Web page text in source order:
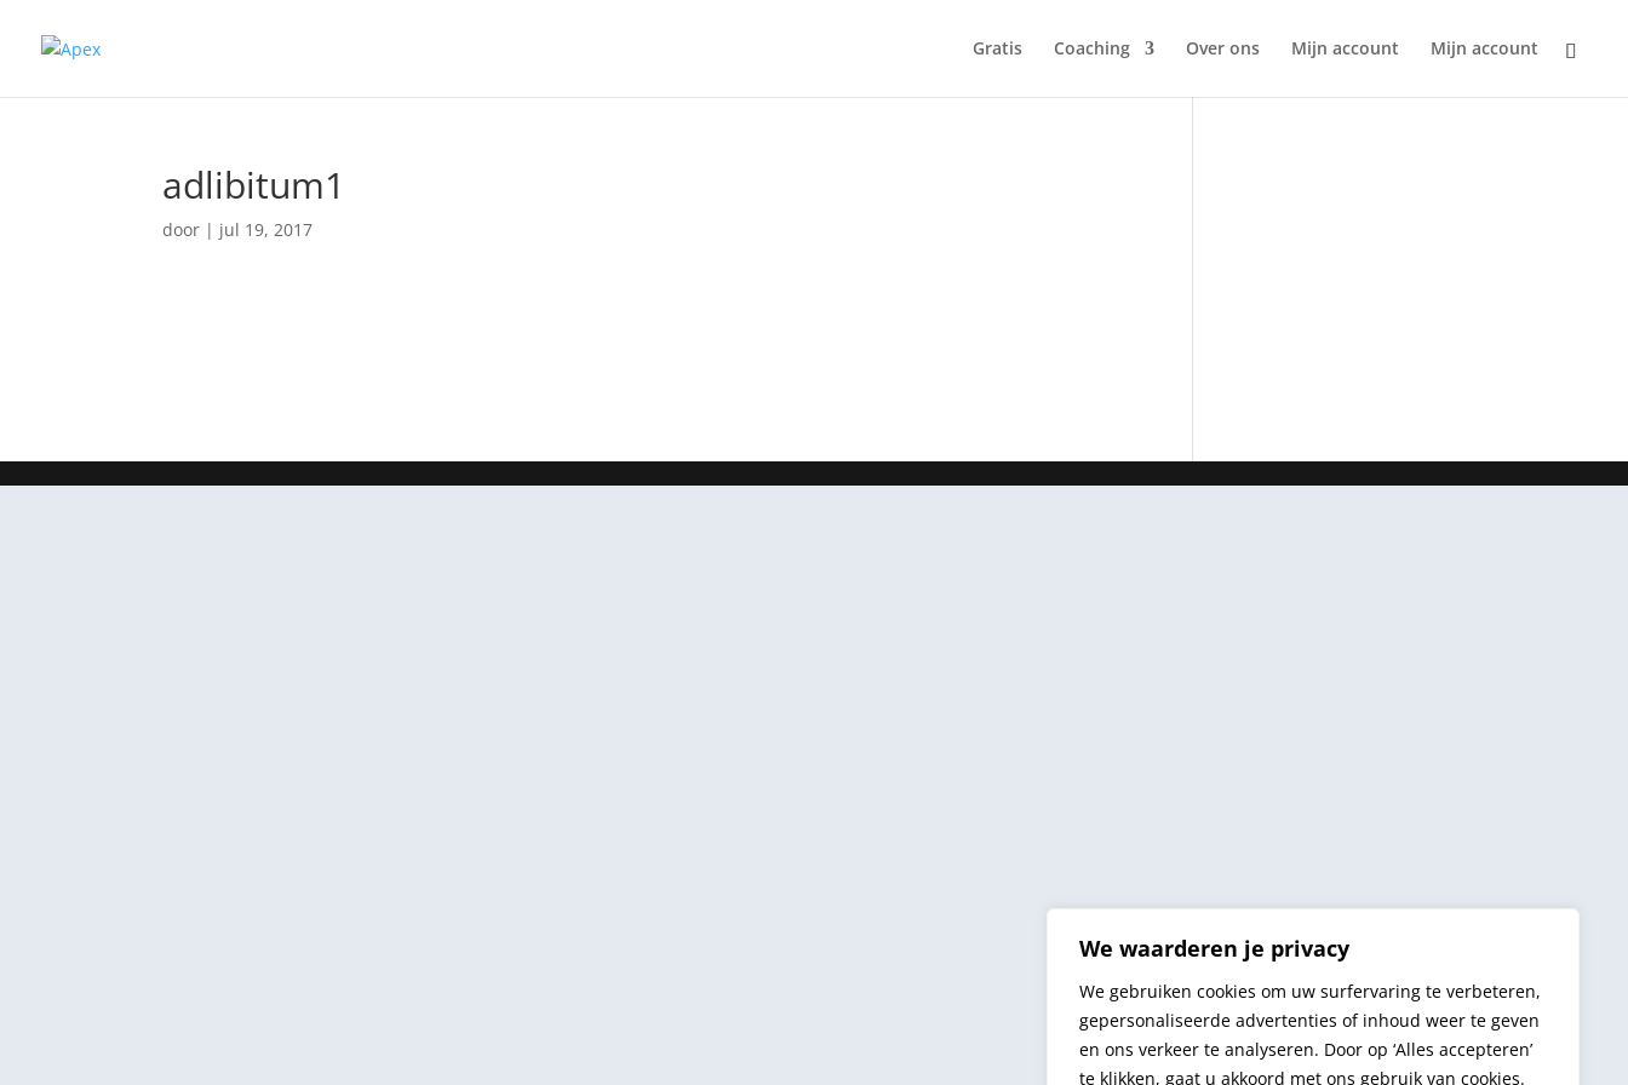
We waarderen je privacy
We gebruiken cookies om uw surfervaring te verbeteren,
gepersonaliseerde advertenties of inhoud weer te geven
en ons verkeer te analyseren. Door op ‘Alles accepteren’
te klikken, gaat u akkoord met ons gebruik van cookies.
Gratis Coaching Over ons Mijn account Mijn account
adlibitum1
door | jul 19, 2017